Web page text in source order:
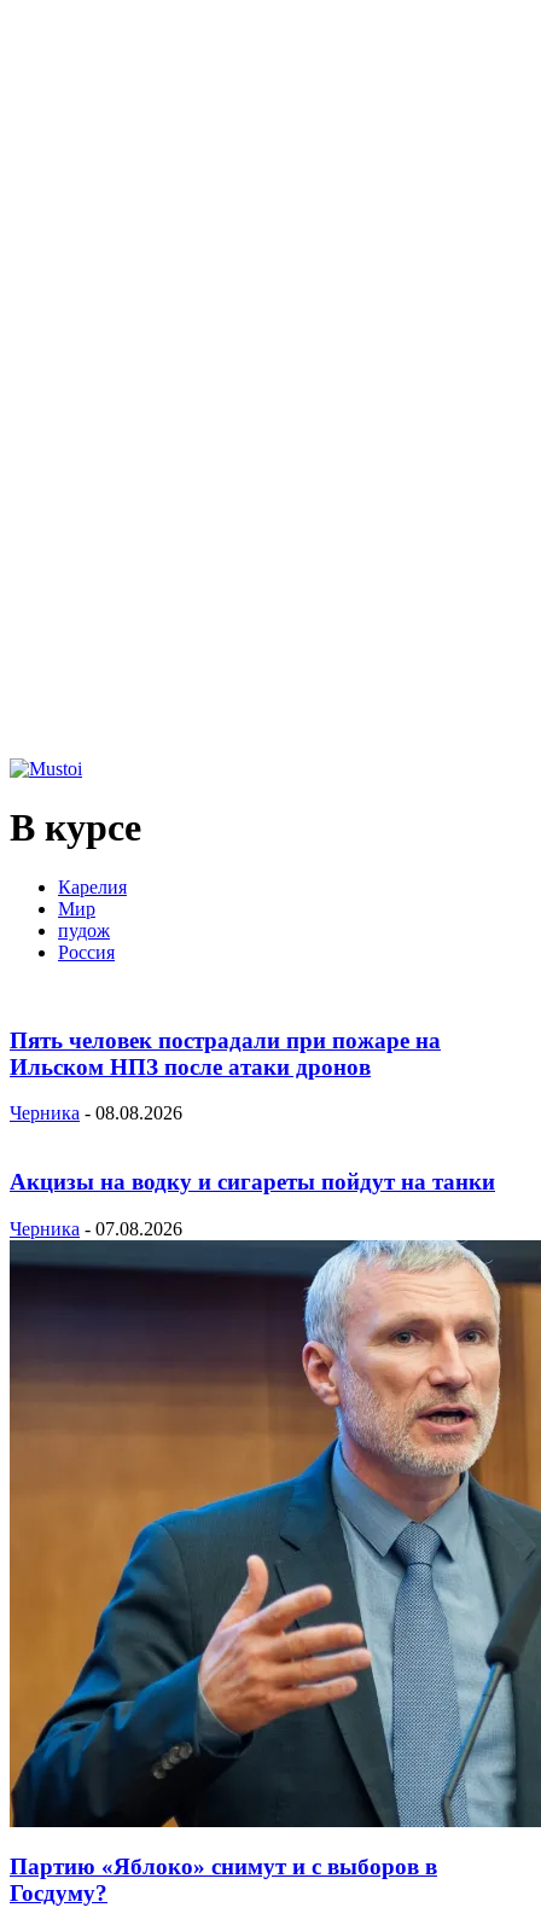
В курсе
Карелия
Мир
пудож
Россия
Пять человек пострадали при пожаре на
Ильском НПЗ после атаки дронов
Черника - 08.08.2026
Акцизы на водку и сигареты пойдут на танки
Черника - 07.08.2026
Партию «Яблоко» снимут и с выборов в
Госдуму?